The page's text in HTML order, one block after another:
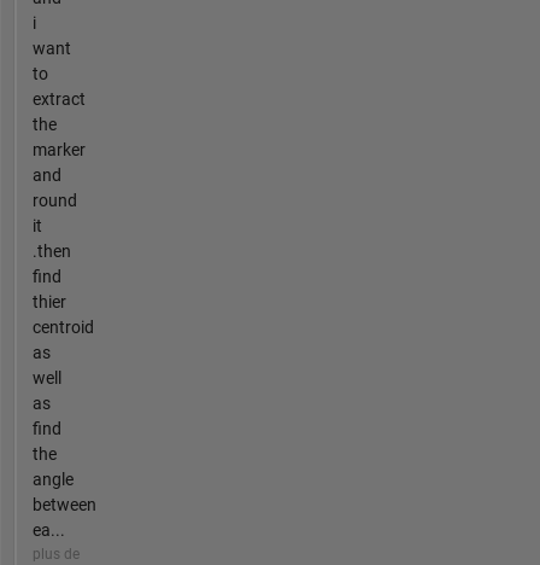
i
want
to
extract
the
marker
and
round
it
.then
find
thier
centroid
as
well
as
find
the
angle
between
ea...
plus de